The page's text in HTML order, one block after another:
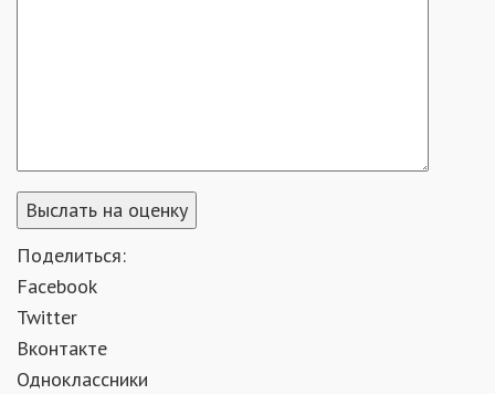
Поделиться:
Facebook
Twitter
Вконтакте
Одноклассники